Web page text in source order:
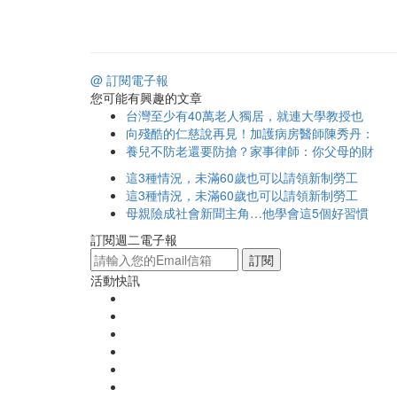
@ 訂閱電子報
您可能有興趣的文章
台灣至少有40萬老人獨居，就連大學教授也
向殘酷的仁慈說再見！加護病房醫師陳秀丹：
養兒不防老還要防搶？家事律師：你父母的財
這3種情況，未滿60歲也可以請領新制勞工
這3種情況，未滿60歲也可以請領新制勞工
母親險成社會新聞主角…他學會這5個好習慣
訂閱週二電子報
訂閱
活動快訊